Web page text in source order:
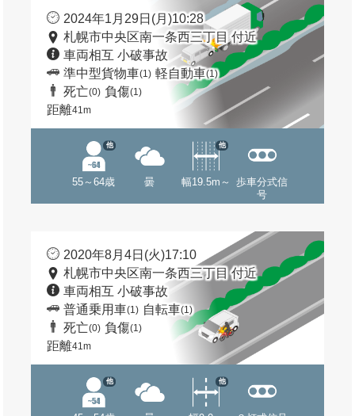
2024年1月29日(月)10:28
札幌市中央区南一条西三丁目 付近
車両相互 小破事故
準中型貨物車(1) 軽自動車(1)
死亡(0) 負傷(1)
距離41m
55～64歳
他
曇 幅19.5m～
他
歩車分式信
号
2020年8月4日(火)17:10
札幌市中央区南一条西三丁目 付近
車両相互 小破事故
普通乗用車(1) 自転車(1)
死亡(0) 負傷(1)
距離41m
他 他